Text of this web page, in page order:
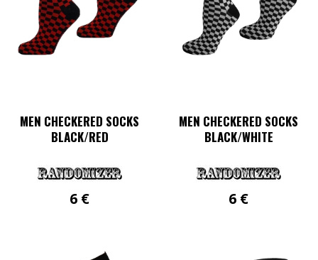
MEN CHECKERED SOCKS
BLACK/RED
6 €
MEN CHECKERED SOCKS
BLACK/WHITE
6 €